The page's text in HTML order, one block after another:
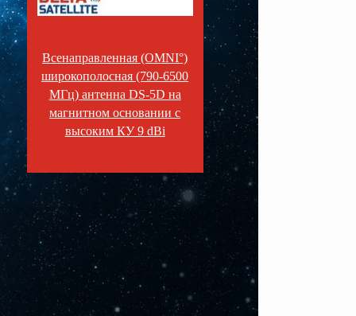
Всенаправленная (OMNI°)
широкополосная (790-6500
МГц) антенна DS-5D на
магнитном основании с
высоким КУ 9 dBi